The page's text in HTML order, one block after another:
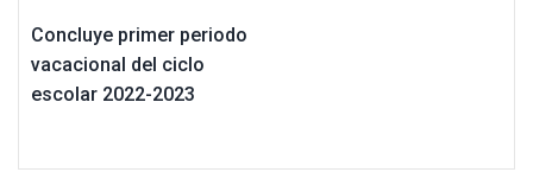
Concluye primer periodo
vacacional del ciclo
escolar 2022-2023